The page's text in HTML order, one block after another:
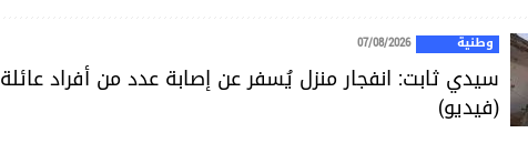
وطنية 07/08/2026
سيدي ثابت: انفجار منزل يُسفر عن إصابة عدد من أفراد عائلة
(فيديو)